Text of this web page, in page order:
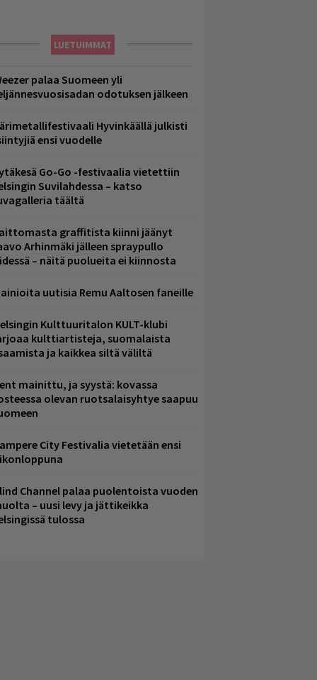
LUETUIMMAT
palaa Suomeen yli
odotuksen jälkeen
Hyvinkäällä julkisti
ensi vuodelle
Go-Go -festivaalia vietettiin
Suvilahdessa – katso
täältä
graffitista kiinni jäänyt
Arhinmäki jälleen spraypullo
– näitä puolueita ei kiinnosta
uutisia Remu Aaltosen faneille
Kulttuuritalon KULT-klubi
kulttiartisteja, suomalaista
ja kaikkea siltä väliltä
mainittu, ja syystä: kovassa
olevan ruotsalaisyhtye saapuu
City Festivalia vietetään ensi
Channel palaa puolentoista vuoden
– uusi levy ja jättikeikka
tulossa